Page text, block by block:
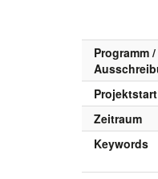
Programm /
Projektstart
Zeitraum
Keywords